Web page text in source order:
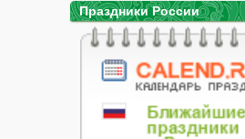
Праздники России